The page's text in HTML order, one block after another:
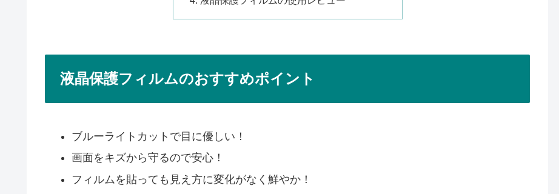
液晶保護フィルムのおすすめポイント
ブルーライトカットで目に優しい！
画面をキズから守るので安心！
フィルムを貼っても見え方に変化がなく鮮やか！